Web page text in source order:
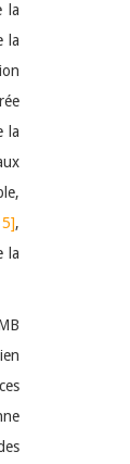
la
la
la
,
la